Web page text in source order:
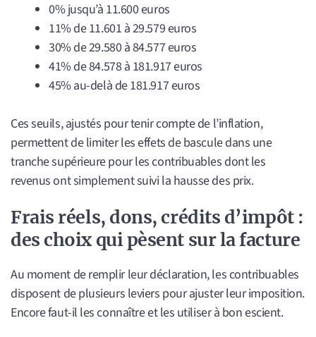
0% jusqu’à 11.600 euros
11% de 11.601 à 29.579 euros
30% de 29.580 à 84.577 euros
41% de 84.578 à 181.917 euros
45% au-delà de 181.917 euros
Ces seuils, ajustés pour tenir compte de l’inflation,
permettent de limiter les effets de bascule dans une
tranche supérieure pour les contribuables dont les
revenus ont simplement suivi la hausse des prix.
Frais réels, dons, crédits d’impôt :
des choix qui pèsent sur la facture
Au moment de remplir leur déclaration, les contribuables
disposent de plusieurs leviers pour ajuster leur imposition.
Encore faut-il les connaître et les utiliser à bon escient.